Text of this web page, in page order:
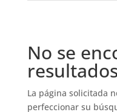
No se
La página solicitada
perfeccionar su